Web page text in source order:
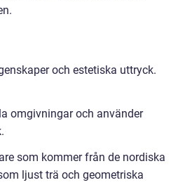
och estetiska uttryck.
omgivningar och använder
som kommer från de nordiska
ljust trä och geometriska